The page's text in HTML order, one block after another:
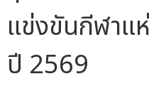
แข่งขันกีฬาแ
ปี 2569